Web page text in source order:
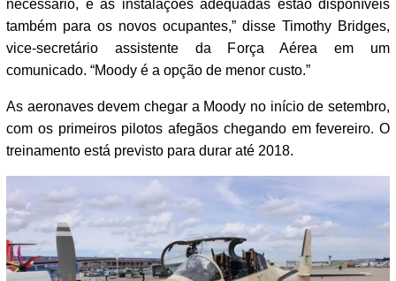
necessário, e as instalações adequadas estão disponíveis
também para os novos ocupantes,” disse Timothy Bridges,
vice-secretário assistente da Força Aérea em um
comunicado. “Moody é a opção de menor custo.”
As aeronaves devem chegar a Moody no início de setembro,
com os primeiros pilotos afegãos chegando em fevereiro. O
treinamento está previsto para durar até 2018.